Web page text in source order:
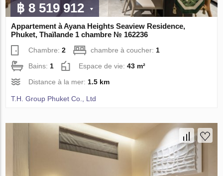
฿ 8 519 912
Appartement à Ayana Heights Seaview Residence,
Phuket, Thaïlande 1 chambre № 162236
Chambre:2 chambre à coucher:1
Bains:1 Espace de vie:43 m²
Distance à la mer:1.5 km
T.H. Group Phuket Co., Ltd